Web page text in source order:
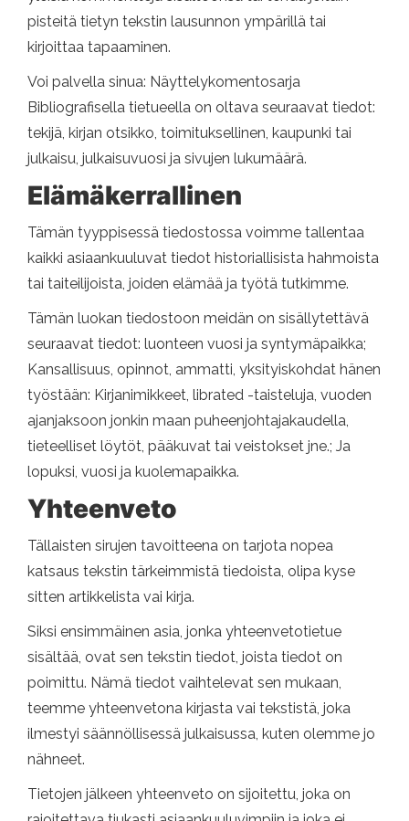
pisteitä tietyn tekstin lausunnon ympärillä tai
kirjoittaa tapaaminen.
Voi palvella sinua: Näyttelykomentosarja
Bibliografisella tietueella on oltava seuraavat tiedot:
tekijä, kirjan otsikko, toimituksellinen, kaupunki tai
julkaisu, julkaisuvuosi ja sivujen lukumäärä.
Elämäkerrallinen
Tämän tyyppisessä tiedostossa voimme tallentaa
kaikki asiaankuuluvat tiedot historiallisista hahmoista
tai taiteilijoista, joiden elämää ja työtä tutkimme.
Tämän luokan tiedostoon meidän on sisällytettävä
seuraavat tiedot: luonteen vuosi ja syntymäpaikka;
Kansallisuus, opinnot, ammatti, yksityiskohdat hänen
työstään: Kirjanimikkeet, librated -taisteluja, vuoden
ajanjaksoon jonkin maan puheenjohtajakaudella,
tieteelliset löytöt, pääkuvat tai veistokset jne.; Ja
lopuksi, vuosi ja kuolemapaikka.
Yhteenveto
Tällaisten sirujen tavoitteena on tarjota nopea
katsaus tekstin tärkeimmistä tiedoista, olipa kyse
sitten artikkelista vai kirja.
Siksi ensimmäinen asia, jonka yhteenvetotietue
sisältää, ovat sen tekstin tiedot, joista tiedot on
poimittu. Nämä tiedot vaihtelevat sen mukaan,
teemme yhteenvetona kirjasta vai tekstistä, joka
ilmestyi säännöllisessä julkaisussa, kuten olemme jo
nähneet.
Tietojen jälkeen yhteenveto on sijoitettu, joka on